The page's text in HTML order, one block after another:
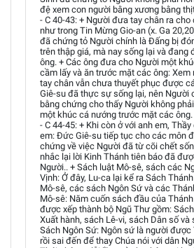
đệ xem con người bằng xương bằng
- C 40-43: + Người đưa tay chân ra cho
như trong Tin Mừng Gio-an (x. Ga
đã chứng tỏ Người chính là Đấng bị
trên thập giá, mà nay sống lại và
ông. + Các ông đưa cho Người một
cầm lấy và ăn trước mặt các ông: Xem
tay chân vẫn chưa thuyết phục được
Giê-su đã thực sự sống lại, nên Người
bằng chứng cho thấy Người không
một khúc cá nướng trước mặt các ông.
- C 44-45: + Khi còn ở với anh em,
em: Đức Giê-su tiếp tục cho các môn
chứng về việc Người đã từ cõi chết
nhắc lại lời Kinh Thánh tiên báo đã
Người.. + Sách luật Mô-sê, sách các
Vịnh: Ở đây, Lu-ca lại kể ra Sách
Mô-sê, các sách Ngôn Sứ và các
Mô-sê: Năm cuốn sách đầu của
được xếp thành bộ Ngũ Thư gồm:
Xuất hành, sách Lê-vi, sách Dân số
Sách Ngôn Sứ: Ngôn sứ là người được
rồi sai đến để thay Chúa nói với dân